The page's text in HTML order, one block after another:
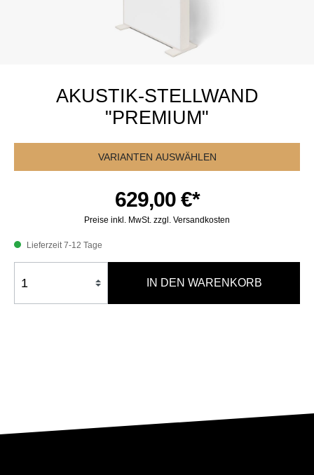
AKUSTIK-STELLWAND
"PREMIUM"
VARIANTEN AUSWÄHLEN
629,00 €*
Preise inkl. MwSt. zzgl. Versandkosten
Lieferzeit 7-12 Tage
IN DEN WARENKORB